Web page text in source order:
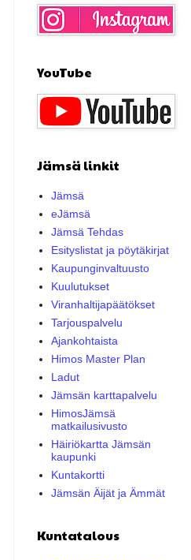
YouTube
Jämsä linkit
Jämsä
eJämsä
Jämsä Tehdas
Esityslistat ja pöytäkirjat
Kaupunginvaltuusto
Kuulutukset
Viranhaltijapäätökset
Tarjouspalvelu
Ajankohtaista
Himos Master Plan
Ladut
Jämsän karttapalvelu
HimosJämsä
matkailusivusto
Häiriökartta Jämsän
kaupunki
Kuntakortti
Jämsän Äijät ja Ämmät
Kuntatalous